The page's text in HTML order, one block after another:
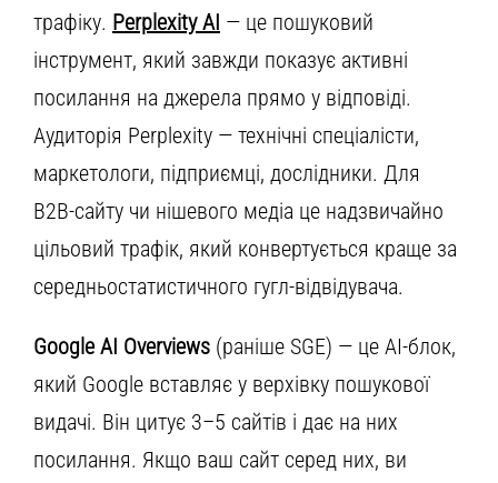
трафіку. Perplexity AI — це пошуковий
інструмент, який завжди показує активні
посилання на джерела прямо у відповіді.
Аудиторія Perplexity — технічні спеціалісти,
маркетологи, підприємці, дослідники. Для
B2B-сайту чи нішевого медіа це надзвичайно
цільовий трафік, який конвертується краще за
середньостатистичного гугл-відвідувача.
Google AI Overviews (раніше SGE) — це AI-блок,
який Google вставляє у верхівку пошукової
видачі. Він цитує 3–5 сайтів і дає на них
посилання. Якщо ваш сайт серед них, ви